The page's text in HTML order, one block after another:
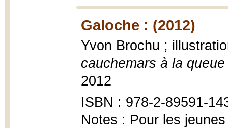
Galoche : (2012)
Yvon Brochu ;
cauchemars à la
2012
ISBN : 978-2-89591-
Notes : Pour les